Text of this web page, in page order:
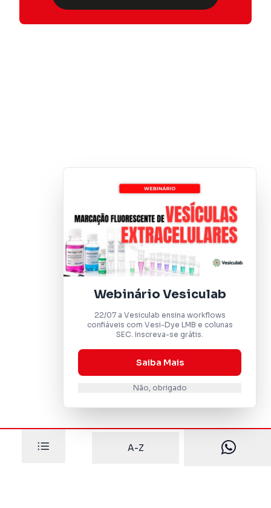
Webinário Vesiculab
22/07 a Vesiculab ensina workflows
confiáveis com Vesi-Dye LMB e colunas
SEC. Inscreva-se grátis.
Saiba Mais
Não, obrigado
A-Z